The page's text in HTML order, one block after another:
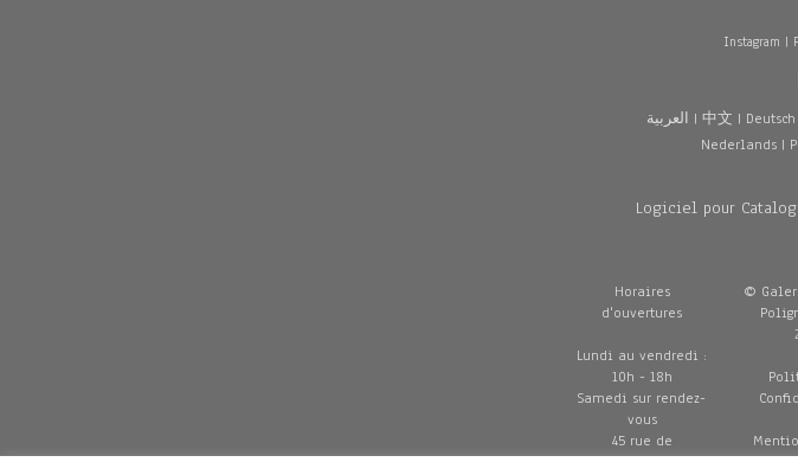
Instagram |
العربية |中文 | Deutsch
Nederlands|
Logiciel pour
Horaires
d'ouvertures
Lundi au vendredi :
10h - 18h
Samedi sur rendez-
vous
45 rue de
Penthièvre
©